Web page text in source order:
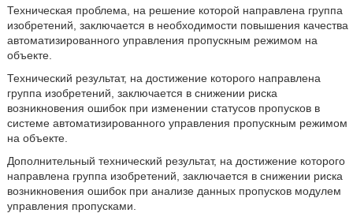
Техническая проблема, на решение которой направлена группа
изобретений, заключается в необходимости повышения качества
автоматизированного управления пропускным режимом на
объекте.
Технический результат, на достижение которого направлена
группа изобретений, заключается в снижении риска
возникновения ошибок при изменении статусов пропусков в
системе автоматизированного управления пропускным режимом
на объекте.
Дополнительный технический результат, на достижение которого
направлена группа изобретений, заключается в снижении риска
возникновения ошибок при анализе данных пропусков модулем
управления пропусками.